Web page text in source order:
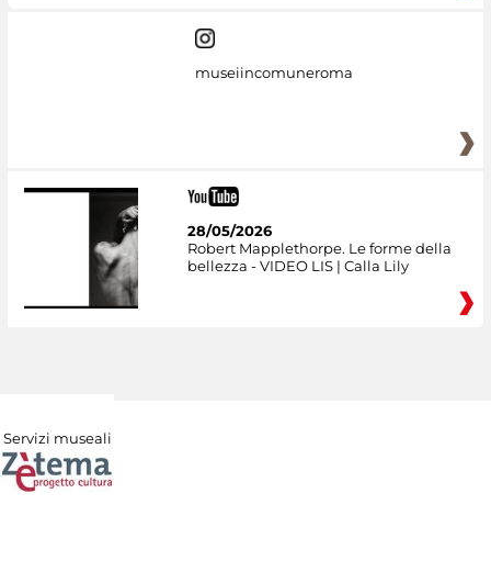
museiincomuneroma
28/05/2026
Robert Mapplethorpe. Le forme della
bellezza - VIDEO LIS | Calla Lily
Servizi museali